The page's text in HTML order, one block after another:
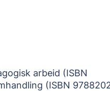
arbeid (ISBN
(ISBN